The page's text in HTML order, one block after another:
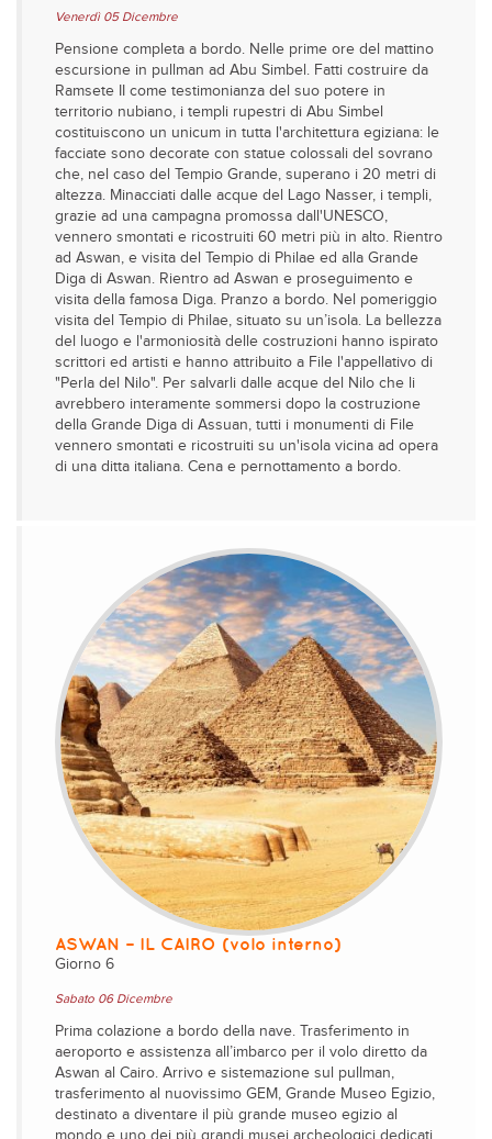
Venerdì 05 Dicembre
Pensione completa a bordo. Nelle prime ore del mattino
escursione in pullman ad Abu Simbel. Fatti costruire da
Ramsete II come testimonianza del suo potere in
territorio nubiano, i templi rupestri di Abu Simbel
costituiscono un unicum in tutta l'architettura egiziana: le
facciate sono decorate con statue colossali del sovrano
che, nel caso del Tempio Grande, superano i 20 metri di
altezza. Minacciati dalle acque del Lago Nasser, i templi,
grazie ad una campagna promossa dall'UNESCO,
vennero smontati e ricostruiti 60 metri più in alto. Rientro
ad Aswan, e visita del Tempio di Philae ed alla Grande
Diga di Aswan. Rientro ad Aswan e proseguimento e
visita della famosa Diga. Pranzo a bordo. Nel pomeriggio
visita del Tempio di Philae, situato su un’isola. La bellezza
del luogo e l'armoniosità delle costruzioni hanno ispirato
scrittori ed artisti e hanno attribuito a File l'appellativo di
"Perla del Nilo". Per salvarli dalle acque del Nilo che li
avrebbero interamente sommersi dopo la costruzione
della Grande Diga di Assuan, tutti i monumenti di File
vennero smontati e ricostruiti su un'isola vicina ad opera
di una ditta italiana. Cena e pernottamento a bordo.
ASWAN – IL CAIRO (volo interno)
Giorno 6
Sabato 06 Dicembre
Prima colazione a bordo della nave. Trasferimento in
aeroporto e assistenza all’imbarco per il volo diretto da
Aswan al Cairo. Arrivo e sistemazione sul pullman,
trasferimento al nuovissimo GEM, Grande Museo Egizio,
destinato a diventare il più grande museo egizio al
mondo e uno dei più grandi musei archeologici dedicati